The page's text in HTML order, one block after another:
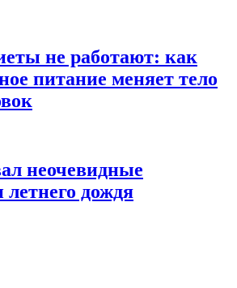
не работают: как
питание меняет тело
неочевидные
летнего дождя